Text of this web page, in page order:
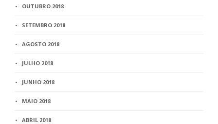
OUTUBRO 2018
SETEMBRO 2018
AGOSTO 2018
JULHO 2018
JUNHO 2018
MAIO 2018
ABRIL 2018